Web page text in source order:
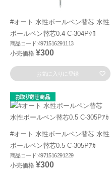
#オート 水性ボールペン替芯 水性
ボールペン替芯0.4 C-304Pｸﾛ
商品コード:4971516291113
小売価格 ¥300
お気に入りに登録
#オート 水性ボールペン替芯 水性
ボールペン替芯0.5 C-305Pｱｶ
商品コード:4971516291229
小売価格 ¥300